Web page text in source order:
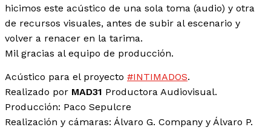
hicimos este acústico de una sola toma (audio) y otra
de recursos visuales, antes de subir al escenario y
volver a renacer en la tarima.
Mil gracias al equipo de producción.
Acústico para el proyecto #INTIMADOS.
Realizado por MAD31 Productora Audiovisual.
Producción: Paco Sepulcre
Realización y cámaras: Álvaro G. Company y Álvaro P.